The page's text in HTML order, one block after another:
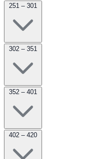
251 – 301
302 – 351
352 – 401
402 – 420